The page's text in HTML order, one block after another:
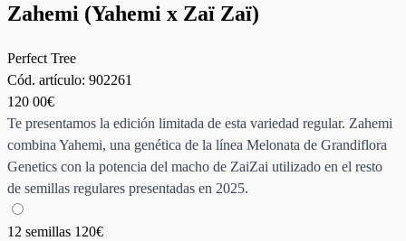
Zahemi (Yahemi x Zaï Zaï)
Perfect Tree
Cód. artículo: 902261
120 00€
Te presentamos la edición limitada de esta variedad regular. Zahemi
combina Yahemi, una genética de la línea Melonata de Grandiflora
Genetics con la potencia del macho de ZaiZai utilizado en el resto
de semillas regulares presentadas en 2025.
12 semillas 120€